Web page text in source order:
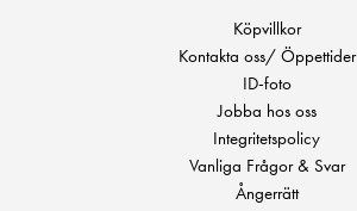
Köpvillkor
Kontakta oss/ Öppettider
ID-foto
Jobba hos oss
Integritetspolicy
Vanliga Frågor & Svar
Ångerrätt